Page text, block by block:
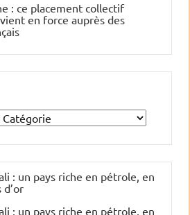
: ce placement collectif
en force auprès des
: un pays riche en pétrole, en
: un pays riche en pétrole, en